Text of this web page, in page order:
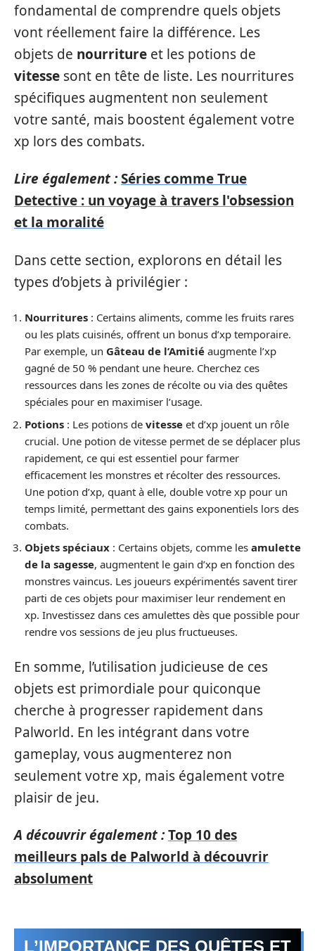
fondamental de comprendre quels objets
vont réellement faire la différence. Les
objets de nourriture et les potions de
vitesse sont en tête de liste. Les nourritures
spécifiques augmentent non seulement
votre santé, mais boostent également votre
xp lors des combats.
Lire également :Séries comme True
Detective : un voyage à travers l'obsession
et la moralité
Dans cette section, explorons en détail les
types d’objets à privilégier :
Nourritures : Certains aliments, comme les fruits rares
ou les plats cuisinés, offrent un bonus d’xp temporaire.
Par exemple, un Gâteau de l’Amitié augmente l’xp
gagné de 50 % pendant une heure. Cherchez ces
ressources dans les zones de récolte ou via des quêtes
spéciales pour en maximiser l’usage.
Potions : Les potions de vitesse et d’xp jouent un rôle
crucial. Une potion de vitesse permet de se déplacer plus
rapidement, ce qui est essentiel pour farmer
efficacement les monstres et récolter des ressources.
Une potion d’xp, quant à elle, double votre xp pour un
temps limité, permettant des gains exponentiels lors des
combats.
Objets spéciaux : Certains objets, comme les amulette
de la sagesse, augmentent le gain d’xp en fonction des
monstres vaincus. Les joueurs expérimentés savent tirer
parti de ces objets pour maximiser leur rendement en
xp. Investissez dans ces amulettes dès que possible pour
rendre vos sessions de jeu plus fructueuses.
En somme, l’utilisation judicieuse de ces
objets est primordiale pour quiconque
cherche à progresser rapidement dans
Palworld. En les intégrant dans votre
gameplay, vous augmenterez non
seulement votre xp, mais également votre
plaisir de jeu.
A découvrir également :Top 10 des
meilleurs pals de Palworld à découvrir
absolument
L’IMPORTANCE DES QUÊTES ET